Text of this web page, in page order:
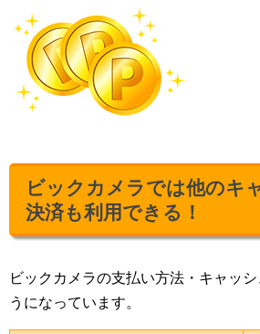
ビックカメラでは他のキ
決済も利用できる！
ビックカメラの支払い方法・キャッ
うになっています。